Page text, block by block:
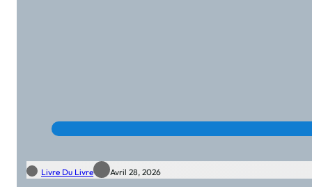
Livre Du Livre Avril 28, 2026